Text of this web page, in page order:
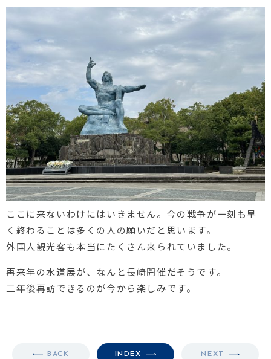
ここに来ないわけにはいきません。今の戦争が一刻も早
く終わることは多くの人の願いだと思います。
外国人観光客も本当にたくさん来られていました。
再来年の水道展が、なんと長崎開催だそうです。
二年後再訪できるのが今から楽しみです。
BACK INDEX NEXT